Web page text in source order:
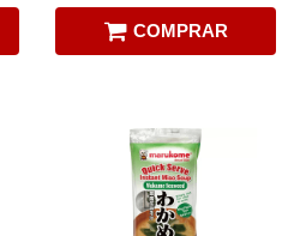
COMPRAR